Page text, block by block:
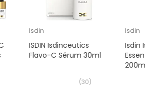
Isdin
ISDIN Isdinceutics
Flavo-C Sérum 30ml
(30)
Isdin
Isdin